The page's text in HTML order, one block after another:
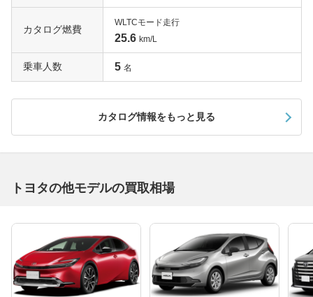
カタログ燃費
WLTCモード走行
25.6 km/L
乗車人数 5 名
カタログ情報をもっと見る
トヨタの他モデルの買取相場